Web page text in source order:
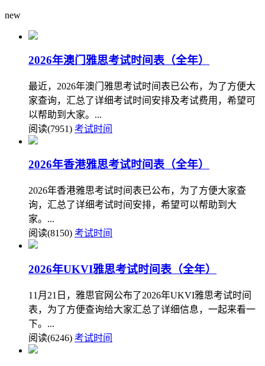
new
2026年澳门雅思考试时间表（全年）
最近，2026年澳门雅思考试时间表已公布，为了方便大
家查询，汇总了详细考试时间安排及考试费用，希望可
以帮助到大家。...
阅读(7951) 考试时间
2026年香港雅思考试时间表（全年）
2026年香港雅思考试时间表已公布，为了方便大家查
询，汇总了详细考试时间安排，希望可以帮助到大
家。...
阅读(8150) 考试时间
2026年UKVI雅思考试时间表（全年）
11月21日，雅思官网公布了2026年UKVI雅思考试时间
表，为了方便查询给大家汇总了详细信息，一起来看一
下。...
阅读(6246) 考试时间